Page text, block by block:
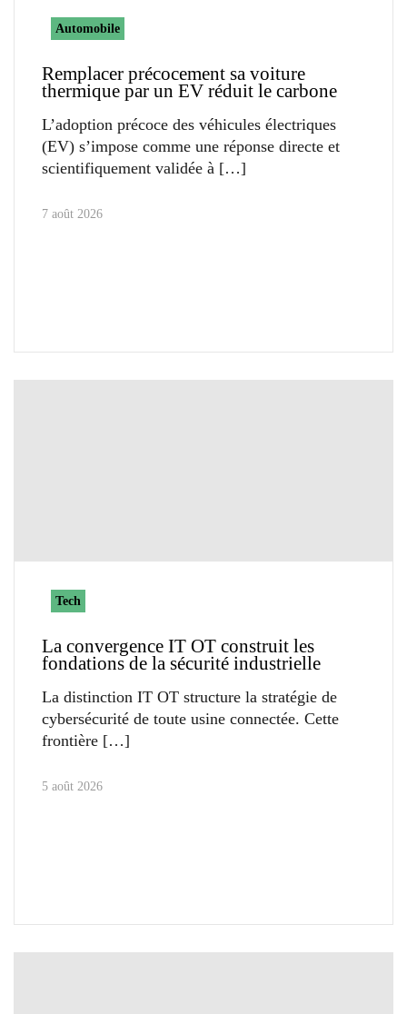
Automobile
Remplacer précocement sa voiture
thermique par un EV réduit le carbone
L’adoption précoce des véhicules électriques
(EV) s’impose comme une réponse directe et
scientifiquement validée à
7 août 2026
Tech
La convergence IT OT construit les
fondations de la sécurité industrielle
La distinction IT OT structure la stratégie de
cybersécurité de toute usine connectée. Cette
frontière
5 août 2026